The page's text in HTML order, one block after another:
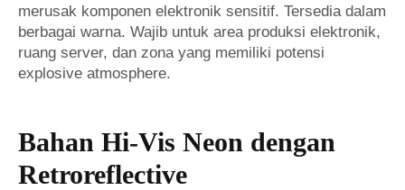
merusak komponen elektronik sensitif. Tersedia dalam
berbagai warna. Wajib untuk area produksi elektronik,
ruang server, dan zona yang memiliki potensi
explosive atmosphere.
Bahan Hi-Vis Neon dengan
Retroreflective